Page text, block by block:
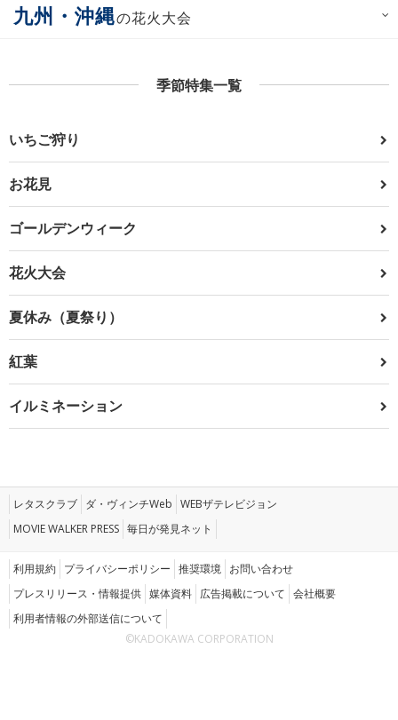
九州・沖縄の花火大会
季節特集一覧
いちご狩り
お花見
ゴールデンウィーク
花火大会
夏休み（夏祭り）
紅葉
イルミネーション
レタスクラブ ダ・ヴィンチWeb WEBザテレビジョン
MOVIE WALKER PRESS 毎日が発見ネット
利用規約 プライバシーポリシー 推奨環境 お問い合わせ
プレスリリース・情報提供 媒体資料 広告掲載について 会社概要
利用者情報の外部送信について
©KADOKAWA CORPORATION